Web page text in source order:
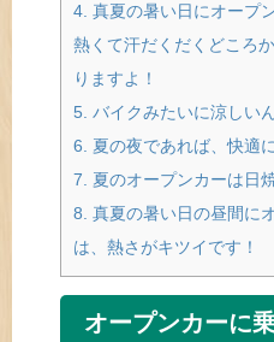
4. 真夏の暑い日にオープ
熱くて汗だくだくどころ
りますよ！
5. バイクみたいに涼しい
6. 夏の夜であれば、快適
7. 夏のオープンカーは日
8. 真夏の暑い日の昼間に
は、熱さがキツイです！
オープンカーに